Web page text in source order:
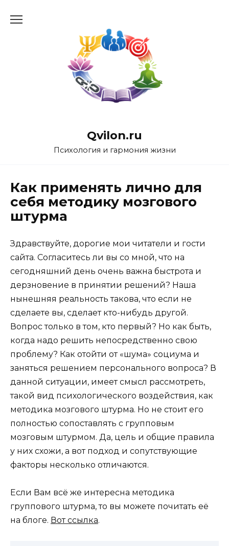
Qvilon.ru
Психология и гармония жизни
Как применять лично для
себя методику мозгового
штурма
Здравствуйте, дорогие мои читатели и гости
сайта. Согласитесь ли вы со мной, что на
сегодняшний день очень важна быстрота и
дерзновение в принятии решений? Наша
нынешняя реальность такова, что если не
сделаете вы, сделает кто-нибудь другой.
Вопрос только в том, кто первый? Но как быть,
когда надо решить непосредственно свою
проблему? Как отойти от «шума» социума и
заняться решением персонального вопроса? В
данной ситуации, имеет смысл рассмотреть,
такой вид психологического воздействия, как
методика мозгового штурма. Но не стоит его
полностью сопоставлять с групповым
мозговым штурмом. Да, цель и общие правила
у них схожи, а вот подход и сопутствующие
факторы несколько отличаются.
Если Вам всё же интересна методика
группового штурма, то вы можете почитать её
на блоге. Вот ссылка.